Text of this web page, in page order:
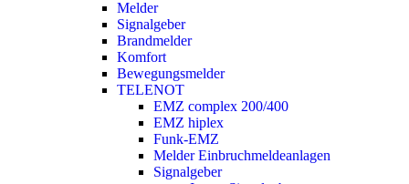
Melder
Signalgeber
Brandmelder
Komfort
Bewegungsmelder
TELENOT
EMZ complex 200/400
EMZ hiplex
Funk-EMZ
Melder Einbruchmeldeanlagen
Signalgeber